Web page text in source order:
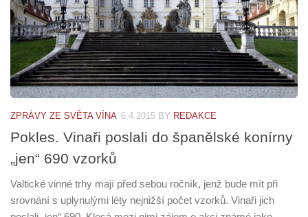
ZPRÁVY ZE SVĚTA VÍNA 6.4.2015 BY REDAKCE
Pokles. Vinaři poslali do španělské konírny
„jen“ 690 vzorků
Valtické vinné trhy mají před sebou ročník, jenž bude mít při
srovnání s uplynulými léty nejnižší počet vzorků. Vinaři jich